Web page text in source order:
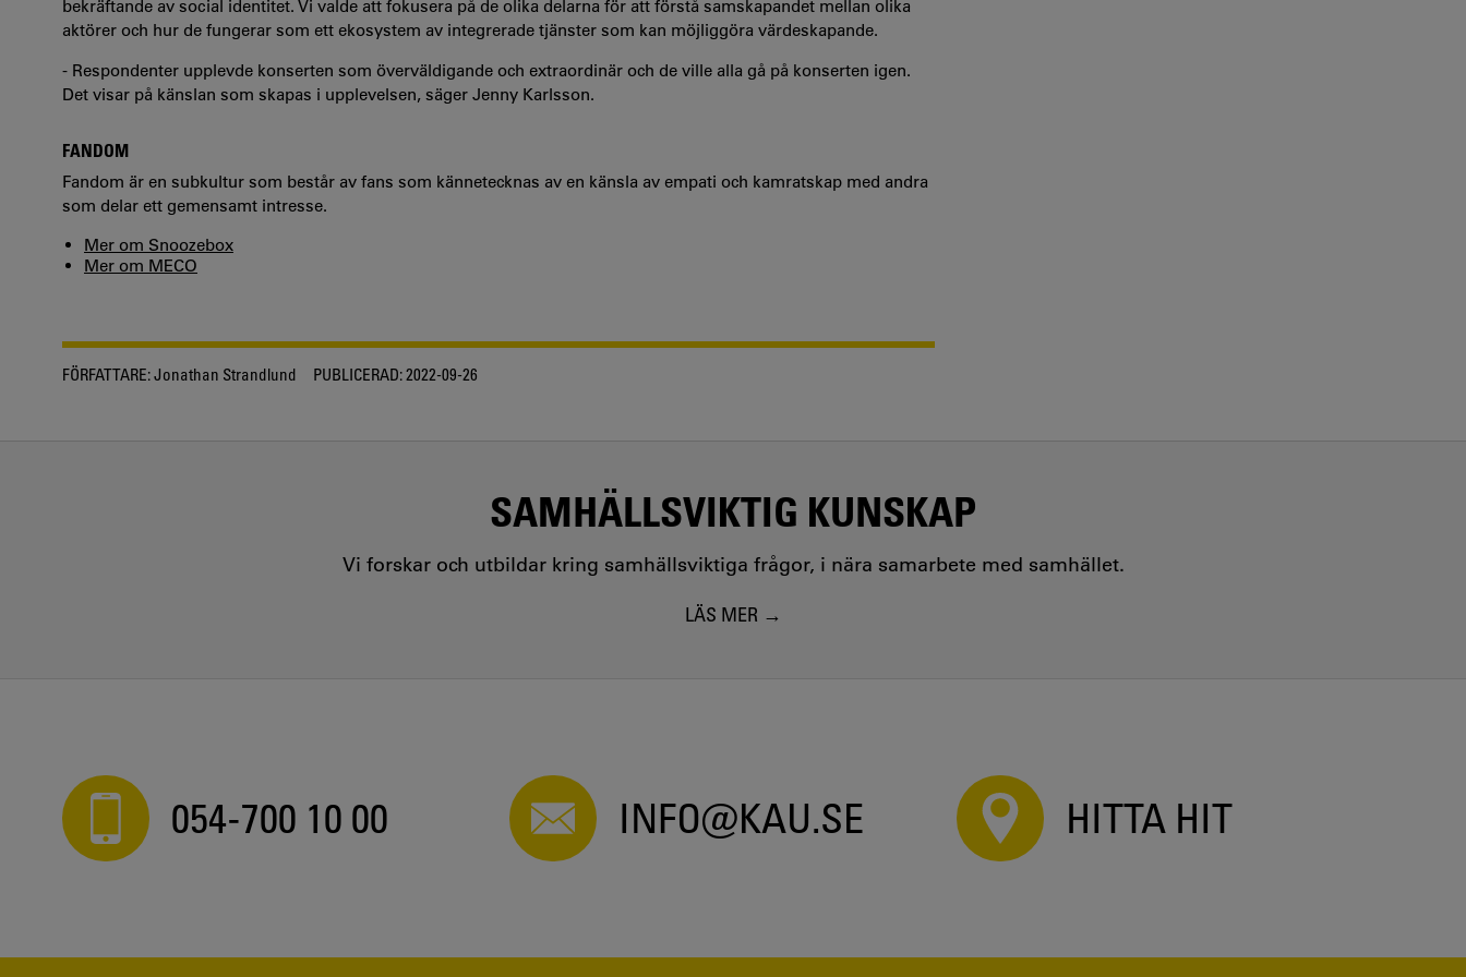
bekräftande av social identitet. Vi valde att fokusera på de olika delarna för att förstå samskapandet mellan olika
aktörer och hur de fungerar som ett ekosystem av integrerade tjänster som kan möjliggöra värdeskapande.
- Respondenter upplevde konserten som överväldigande och extraordinär och de ville alla gå på konserten igen.
Det visar på känslan som skapas i upplevelsen, säger Jenny Karlsson.
FANDOM
Fandom är en subkultur som består av fans som kännetecknas av en känsla av empati och kamratskap med andra
som delar ett gemensamt intresse.
Mer om Snoozebox
Mer om MECO
FÖRFATTARE:Jonathan Strandlund PUBLICERAD:2022-09-26
SAMHÄLLSVIKTIG KUNSKAP
Vi forskar och utbildar kring samhällsviktiga frågor, i nära samarbete med samhället.
LÄS MER
054-700 10 00 INFO@KAU.SE HITTA HIT